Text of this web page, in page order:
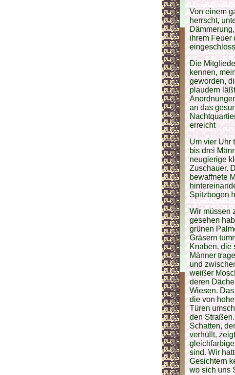
Von einem
herrscht,
ihrem Feuer
Die
kennen,
geworden,
plaudern
an das
erreicht
Um vier Uhr
bis drei
neugierige
Zuschauer.
bewaffnete
Spitzbogen
Wir müssen
gesehen
grünen
Gräsern
Knaben, die
Männer
und
weißer
deren
Wiesen.
die von
Türen
den
Schatten,
verhüllt,
sind. Wir
Gesichtern
wo sich uns